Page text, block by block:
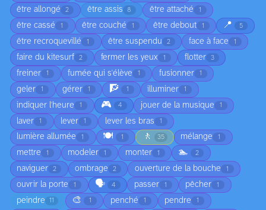
être allongé 2 être assis 8 être attaché 1
être cassé 1 être couché 1 être debout 1 📍 5
être recroquevillé 1 être suspendu 2 face à face 1
faire du kitesurf 2 fermer les yeux 1 flotter 3
freiner 1 fumée qui s'élève 1 fusionner 1
geler 1 gérer 1 🧗 1 illuminer 1
indiquer l'heure 1 🎮 4 jouer de la musique 1
laver 1 lever 1 lever les bras 1
lumière allumée 1 🍽️ 1 🚶 35 mélange 1
mettre 1 modeler 1 monter 1 🏊 2
naviguer 2 ombrage 2 ouverture de la bouche 1
ouvrir la porte 1 🗣️ 4 passer 1 pêcher 1
peindre 11 🎨 1 penché 1 pendre 1